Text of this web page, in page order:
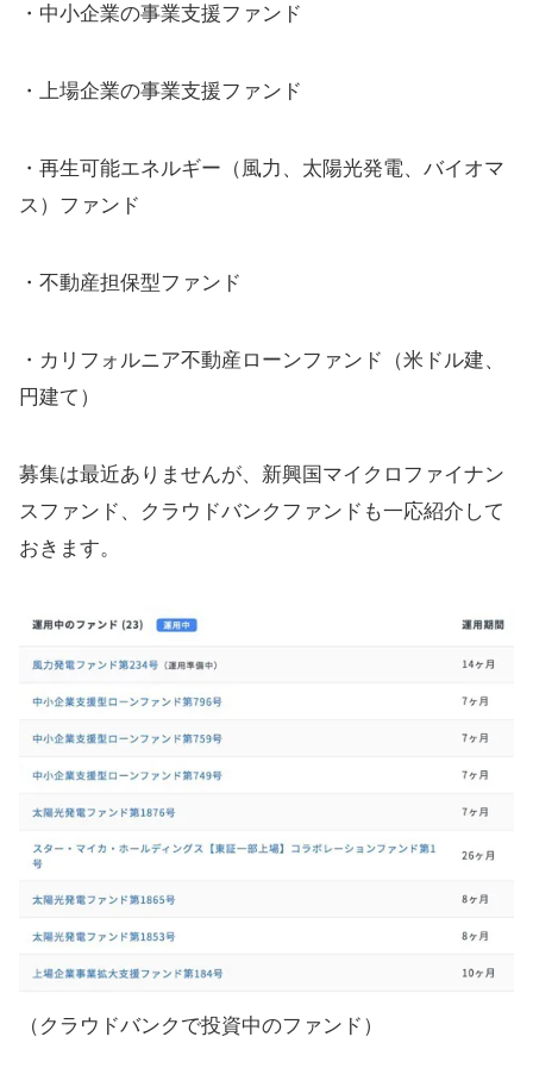
・中小企業の事業支援ファンド
・上場企業の事業支援ファンド
・再生可能エネルギー（風力、太陽光発電、バイオマ
ス）ファンド
・不動産担保型ファンド
・カリフォルニア不動産ローンファンド（米ドル建、
円建て）
募集は最近ありませんが、新興国マイクロファイナン
スファンド、クラウドバンクファンドも一応紹介して
おきます。
（クラウドバンクで投資中のファンド）